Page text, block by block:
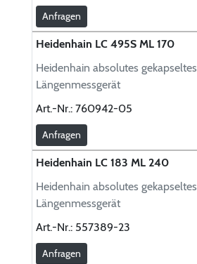
Anfragen
Heidenhain LC 495S ML 170
Heidenhain absolutes gekapseltes
Längenmessgerät
Art.-Nr.: 760942-05
Anfragen
Heidenhain LC 183 ML 240
Heidenhain absolutes gekapseltes
Längenmessgerät
Art.-Nr.: 557389-23
Anfragen